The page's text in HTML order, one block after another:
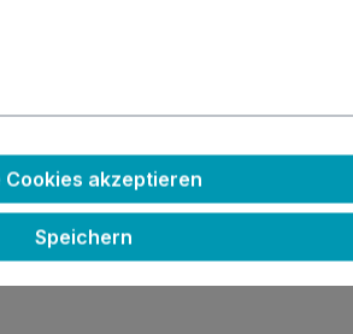
oder sinnvollerweise
Cookies akzeptieren
Speichern